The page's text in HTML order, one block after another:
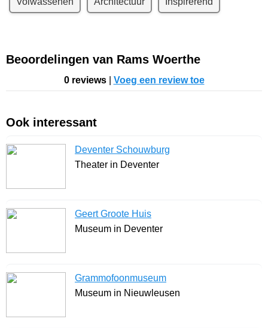
Beoordelingen van Rams Woerthe
0 reviews| Voeg een review toe
Ook interessant
Deventer Schouwburg
Theater in Deventer
Geert Groote Huis
Museum in Deventer
Grammofoonmuseum
Museum in Nieuwleusen